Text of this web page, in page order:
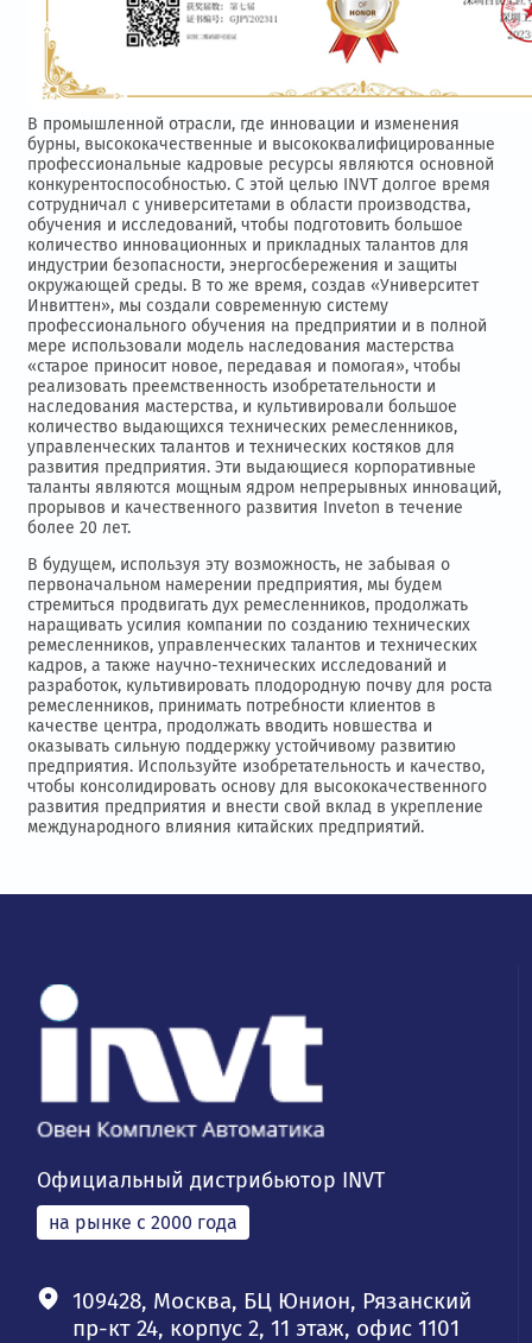
В промышленной отрасли, где инновации и изменения
бурны, высококачественные и высококвалифицированные
профессиональные кадровые ресурсы являются основной
конкурентоспособностью. С этой целью INVT долгое время
сотрудничал с университетами в области производства,
обучения и исследований, чтобы подготовить большое
количество инновационных и прикладных талантов для
индустрии безопасности, энергосбережения и защиты
окружающей среды. В то же время, создав «Университет
Инвиттен», мы создали современную систему
профессионального обучения на предприятии и в полной
мере использовали модель наследования мастерства
«старое приносит новое, передавая и помогая», чтобы
реализовать преемственность изобретательности и
наследования мастерства, и культивировали большое
количество выдающихся технических ремесленников,
управленческих талантов и технических костяков для
развития предприятия. Эти выдающиеся корпоративные
таланты являются мощным ядром непрерывных инноваций,
прорывов и качественного развития Inveton в течение
более 20 лет.
В будущем, используя эту возможность, не забывая о
первоначальном намерении предприятия, мы будем
стремиться продвигать дух ремесленников, продолжать
наращивать усилия компании по созданию технических
ремесленников, управленческих талантов и технических
кадров, а также научно-технических исследований и
разработок, культивировать плодородную почву для роста
ремесленников, принимать потребности клиентов в
качестве центра, продолжать вводить новшества и
оказывать сильную поддержку устойчивому развитию
предприятия. Используйте изобретательность и качество,
чтобы консолидировать основу для высококачественного
развития предприятия и внести свой вклад в укрепление
международного влияния китайских предприятий.
Официальный дистрибьютор INVT
на рынке с 2000 года
109428, Москва, БЦ Юнион, Рязанский
пр-кт 24, корпус 2, 11 этаж, офис 1101